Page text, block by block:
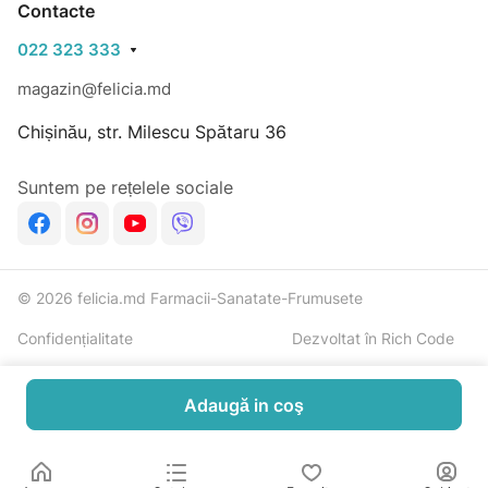
Contacte
022 323 333
magazin@felicia.md
Chișinău, str. Milescu Spătaru 36
Suntem pe rețelele sociale
© 2026 felicia.md Farmacii-Sanatate-Frumusete
Confidențialitate Dezvoltat în Rich Code
Adaugă in coş